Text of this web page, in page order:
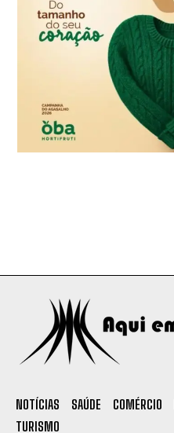
NOTÍCIAS SAÚDE COMÉRCIO
TURISMO